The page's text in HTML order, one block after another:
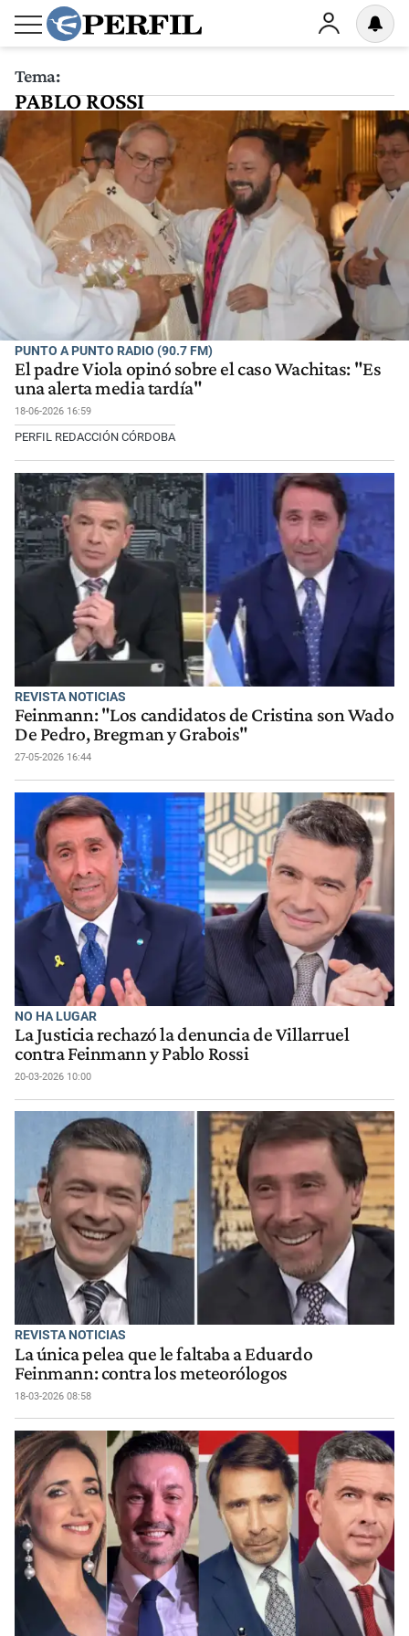
Tema:
PABLO ROSSI
PUNTO A PUNTO RADIO (90.7 FM)
El padre Viola opinó sobre el caso Wachitas: "Es
una alerta media tardía"
18-06-2026 16:59
PERFIL REDACCIÓN CÓRDOBA
REVISTA NOTICIAS
Feinmann: "Los candidatos de Cristina son Wado
De Pedro, Bregman y Grabois"
27-05-2026 16:44
NO HA LUGAR
La Justicia rechazó la denuncia de Villarruel
contra Feinmann y Pablo Rossi
20-03-2026 10:00
REVISTA NOTICIAS
La única pelea que le faltaba a Eduardo
Feinmann: contra los meteorólogos
18-03-2026 08:58